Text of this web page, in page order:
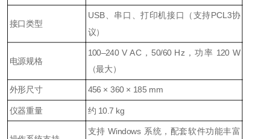
接口类型
USB、串口、打印机接口（支持PCL3协
议）
电源规格
100–240 V AC，50/60 Hz，功率 120 W
（最大）
外形尺寸 456 × 360 × 185 mm
仪器重量 约 10.7 kg
支持 Windows 系统，配套软件功能丰富